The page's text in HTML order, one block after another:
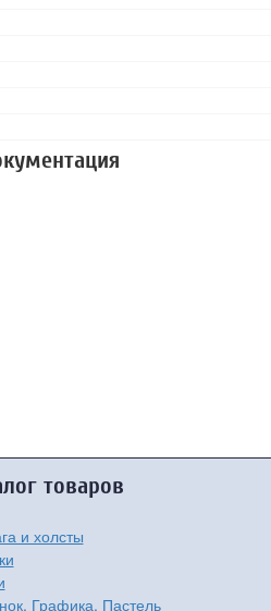
товаров
и холсты
Графика, Пастель